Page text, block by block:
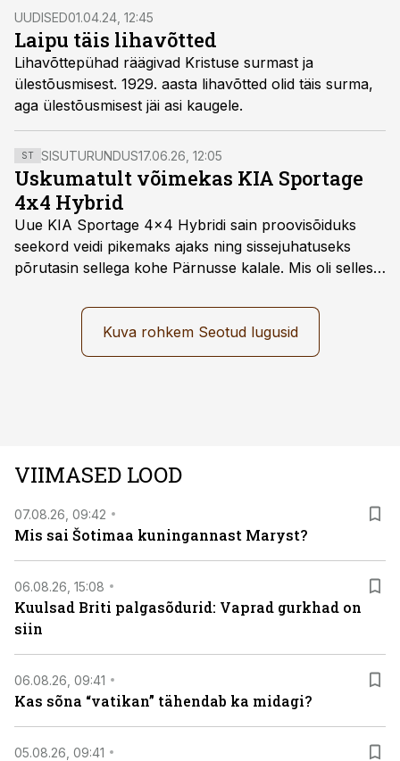
käsmulased teda teadsid, sõitis terve rea meie kultuuri
suurkujudega vabasse maailma.
UUDISED01.04.24, 12:45
Laipu täis lihavõtted
Lihavõttepühad räägivad Kristuse surmast ja
ülestõusmisest. 1929. aasta lihavõtted olid täis surma,
aga ülestõusmisest jäi asi kaugele.
ST SISUTURUNDUS17.06.26, 12:05
Uskumatult võimekas KIA Sportage
4x4 Hybrid
Uue KIA Sportage 4x4 Hybridi sain proovisõiduks
seekord veidi pikemaks ajaks ning sissejuhatuseks
põrutasin sellega kohe Pärnusse kalale. Mis oli selles
läbi järgnev lugu.
Kuva rohkem Seotud lugusid
VIIMASED LOOD
07.08.26, 09:42
Mis sai Šotimaa kuningannast Maryst?
06.08.26, 15:08
Kuulsad Briti palgasõdurid: Vaprad gurkhad on
siin
06.08.26, 09:41
Kas sõna “vatikan” tähendab ka midagi?
05.08.26, 09:41